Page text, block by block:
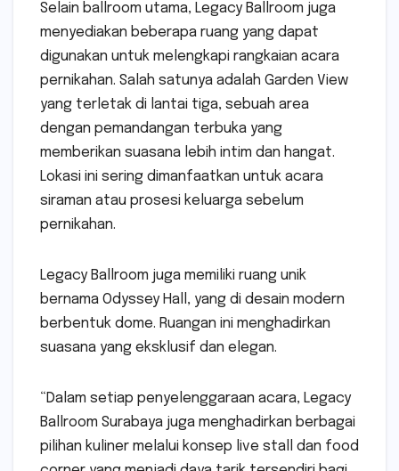
Selain ballroom utama, Legacy Ballroom juga
menyediakan beberapa ruang yang dapat
digunakan untuk melengkapi rangkaian acara
pernikahan. Salah satunya adalah Garden View
yang terletak di lantai tiga, sebuah area
dengan pemandangan terbuka yang
memberikan suasana lebih intim dan hangat.
Lokasi ini sering dimanfaatkan untuk acara
siraman atau prosesi keluarga sebelum
pernikahan.
Legacy Ballroom juga memiliki ruang unik
bernama Odyssey Hall, yang di desain modern
berbentuk dome. Ruangan ini menghadirkan
suasana yang eksklusif dan elegan.
“Dalam setiap penyelenggaraan acara, Legacy
Ballroom Surabaya juga menghadirkan berbagai
pilihan kuliner melalui konsep live stall dan food